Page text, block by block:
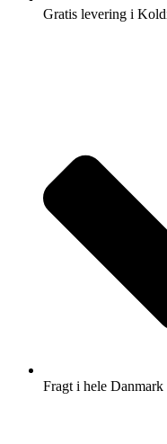
Gratis levering i
Fragt i hele